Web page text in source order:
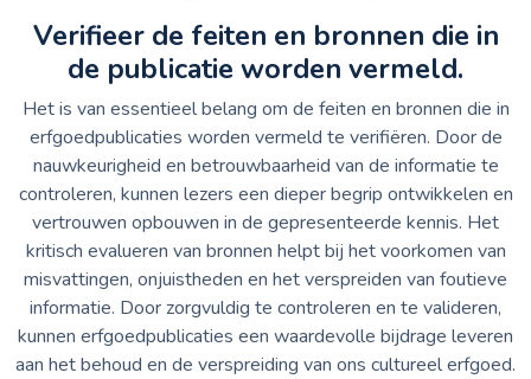
Verifieer de feiten en bronnen die in
de publicatie worden vermeld.
Het is van essentieel belang om de feiten en bronnen die in
erfgoedpublicaties worden vermeld te verifiëren. Door de
nauwkeurigheid en betrouwbaarheid van de informatie te
controleren, kunnen lezers een dieper begrip ontwikkelen en
vertrouwen opbouwen in de gepresenteerde kennis. Het
kritisch evalueren van bronnen helpt bij het voorkomen van
misvattingen, onjuistheden en het verspreiden van foutieve
informatie. Door zorgvuldig te controleren en te valideren,
kunnen erfgoedpublicaties een waardevolle bijdrage leveren
aan het behoud en de verspreiding van ons cultureel erfgoed.